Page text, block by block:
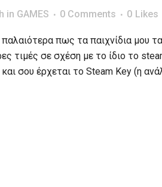
in GAMES 0 Comments 0 Likes
πως τα παιχνίδια μου
τιμές σε σχέση με το ίδιο το
σου έρχεται το Steam Key (η